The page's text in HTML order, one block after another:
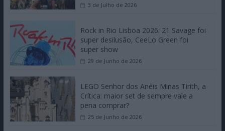
3 de Julho de 2026
Rock in Rio Lisboa 2026: 21 Savage foi
super desilusão, CeeLo Green foi
super show
29 de Junho de 2026
LEGO Senhor dos Anéis Minas Tirith, a
Crítica: maior set de sempre vale a
pena comprar?
25 de Junho de 2026